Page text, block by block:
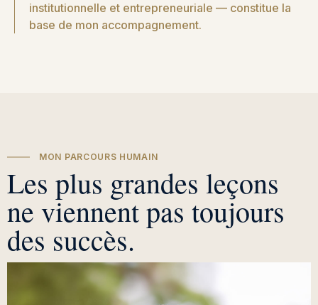
institutionnelle et entrepreneuriale — constitue la
base de mon accompagnement.
MON PARCOURS HUMAIN
Les plus grandes leçons
ne viennent pas toujours
des succès.